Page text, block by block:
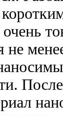
очень
не